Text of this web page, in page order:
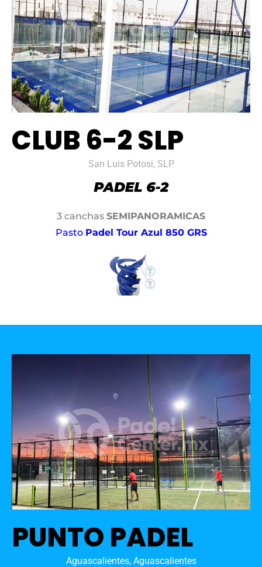
CLUB 6-2 SLP
San Luis Potosi, SLP
3 canchas SEMIPANORAMICAS
Pasto Padel Tour Azul 850 GRS
PUNTO PADEL
Aguascalientes, Aguascalientes